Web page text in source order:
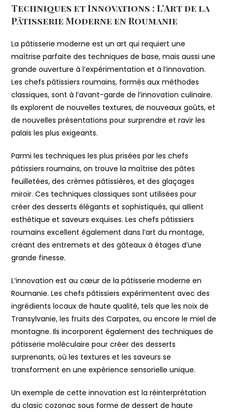
Techniques et Innovations : L’Art de la
Pâtisserie Moderne en Roumanie
La pâtisserie moderne est un art qui requiert une
maîtrise parfaite des techniques de base, mais aussi une
grande ouverture à l’expérimentation et à l’innovation.
Les chefs pâtissiers roumains, formés aux méthodes
classiques, sont à l’avant-garde de l’innovation culinaire.
Ils explorent de nouvelles textures, de nouveaux goûts, et
de nouvelles présentations pour surprendre et ravir les
palais les plus exigeants.
Parmi les techniques les plus prisées par les chefs
pâtissiers roumains, on trouve la maîtrise des pâtes
feuilletées, des crèmes pâtissières, et des glaçages
miroir. Ces techniques classiques sont utilisées pour
créer des desserts élégants et sophistiqués, qui allient
esthétique et saveurs exquises. Les chefs pâtissiers
roumains excellent également dans l’art du montage,
créant des entremets et des gâteaux à étages d’une
grande finesse.
L’innovation est au cœur de la pâtisserie moderne en
Roumanie. Les chefs pâtissiers expérimentent avec des
ingrédients locaux de haute qualité, tels que les noix de
Transylvanie, les fruits des Carpates, ou encore le miel de
montagne. Ils incorporent également des techniques de
pâtisserie moléculaire pour créer des desserts
surprenants, où les textures et les saveurs se
transforment en une expérience sensorielle unique.
Un exemple de cette innovation est la réinterprétation
du clasic cozonac sous forme de dessert de haute